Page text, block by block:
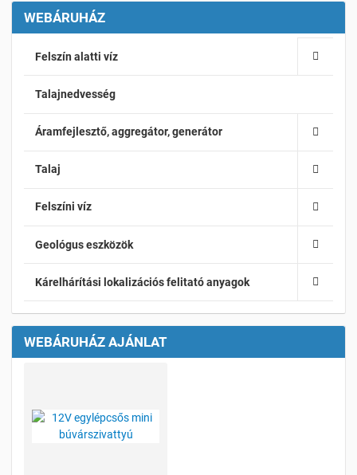
WEBÁRUHÁZ
Felszín alatti víz
Talajnedvesség
Áramfejlesztő, aggregátor, generátor
Talaj
Felszíni víz
Geológus eszközök
Kárelhárítási lokalizációs felitató anyagok
WEBÁRUHÁZ AJÁNLAT